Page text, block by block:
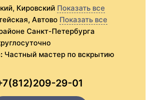
Кировский Показать все
Автово Показать все
Санкт-Петербурга
Частный мастер по вскрытию
29-01